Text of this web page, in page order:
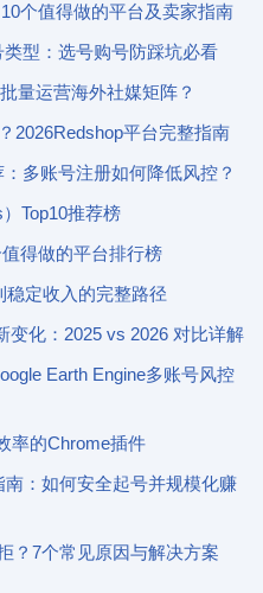
个值得做的平台及卖家指南
型：选号购号防踩坑必看
量运营海外社媒矩阵？
2026Redshop平台完整指南
多账号注册如何降低风控？
Top10推荐榜
得做的平台排行榜
稳定收入的完整路径
变化：2025 vs 2026 对比详解
Earth Engine多账号风控
率的Chrome插件
：如何安全起号并规模化赚
？7个常见原因与解决方案